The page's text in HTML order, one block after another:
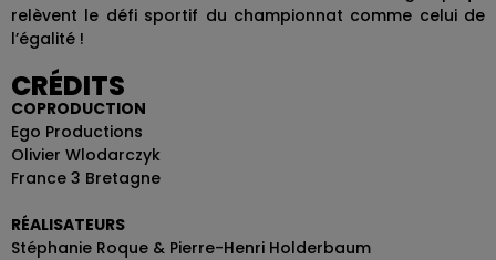
relèvent le défi sportif du championnat comme celui de
l’égalité !
CRÉDITS
COPRODUCTION
Ego Productions
Olivier Wlodarczyk
France 3 Bretagne
RÉALISATEURS
Stéphanie Roque & Pierre-Henri Holderbaum